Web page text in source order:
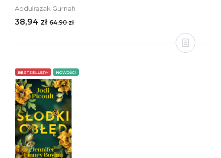
Abdulrazak Gurnah
38,94 zł 64,90 zł
BESTSELLERY NOWOŚCI